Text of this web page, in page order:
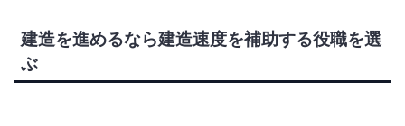
建造を進めるなら建造速度を補助する役職を選
ぶ